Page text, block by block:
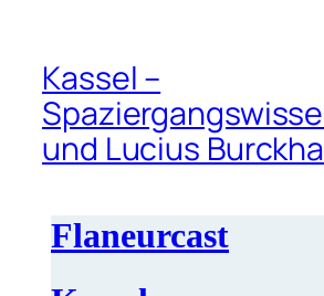
Kassel –
und Lucius